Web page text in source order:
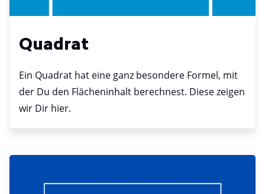
Quadrat
Ein Quadrat hat eine ganz besondere Formel, mit
der Du den Flächeninhalt berechnest. Diese zeigen
wir Dir hier.